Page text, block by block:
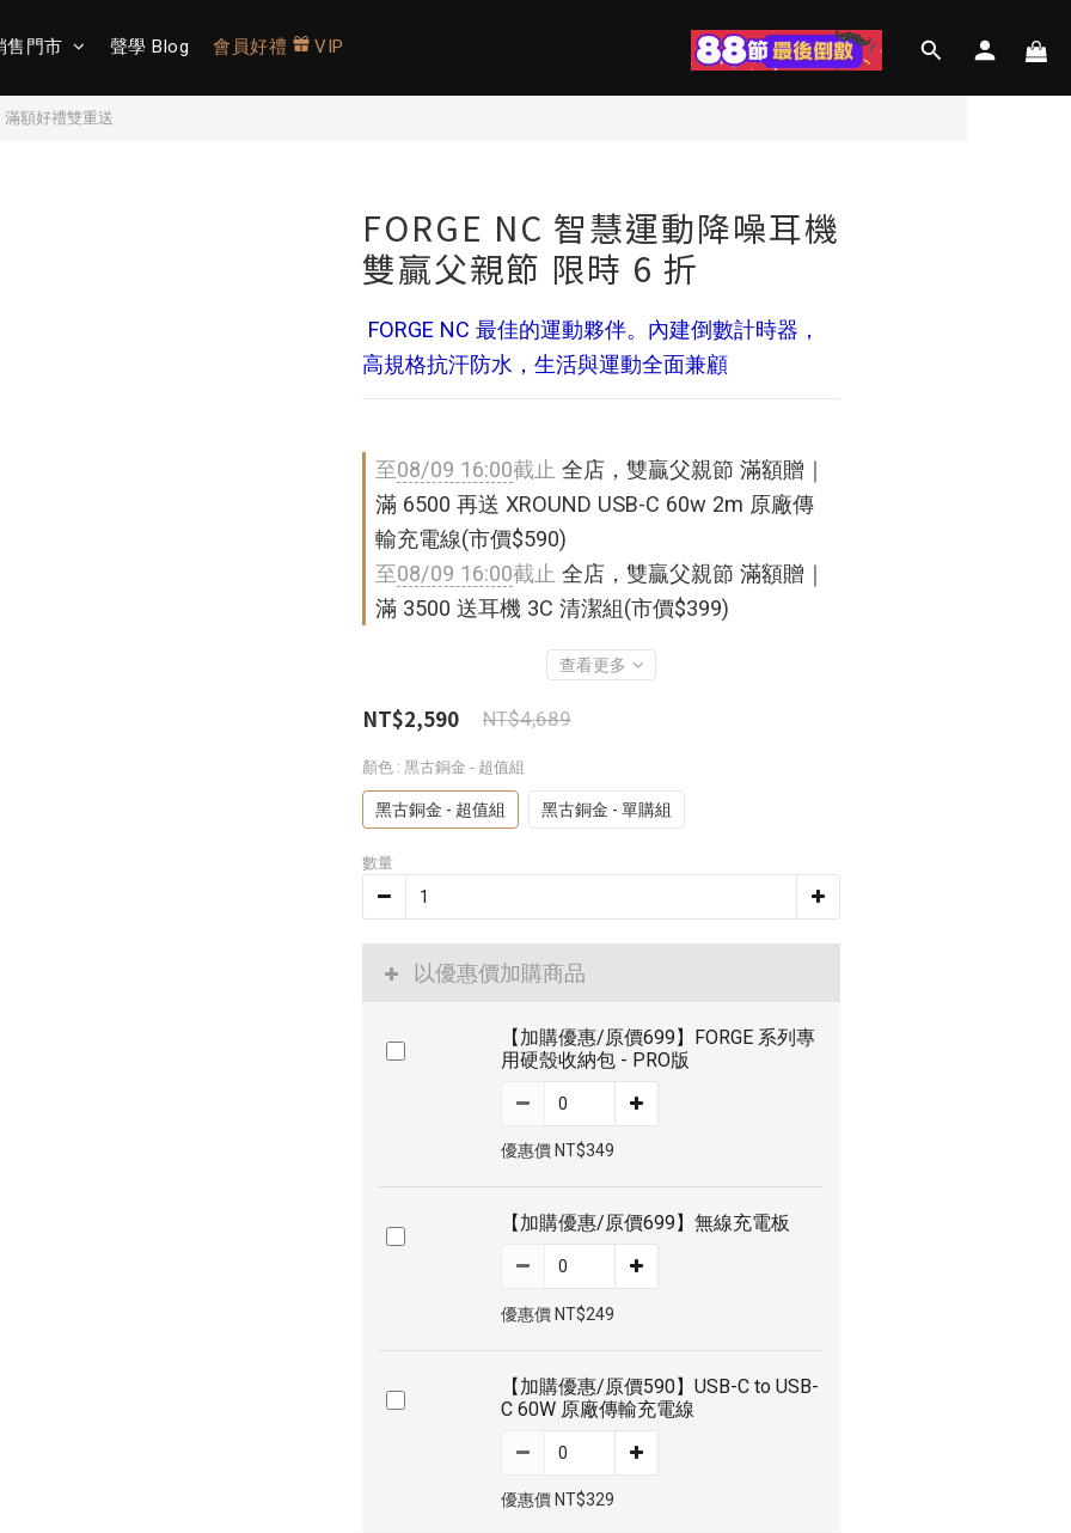
售門市 聲學 Blog 會員好禮 VIP
滿額好禮雙重送
FORGE NC 智慧運動降噪耳機
雙贏父親節 限時 6 折
高規格抗汗防水，生活與運動全面兼顧
至08/09 16:00截止 全店，雙贏父親節 滿額贈｜
滿 6500 再送 XROUND USB-C 60w 2m 原廠傳
輸充電線(市價$590)
至08/09 16:00截止 全店，雙贏父親節 滿額贈｜
滿 3500 送耳機 3C 清潔組(市價$399)
查看更多
NT$4,689
NT$2,590
顏色 : 黑古銅金 - 超值組
黑古銅金 - 超值組 黑古銅金 - 單購組
數量
以優惠價加購商品
【加購優惠/原價699】FORGE 系列專
用硬殼收納包 - PRO版
優惠價 NT$349
【加購優惠/原價699】無線充電板
優惠價 NT$249
【加購優惠/原價590】USB-C to USB-
C 60W 原廠傳輸充電線
優惠價 NT$329